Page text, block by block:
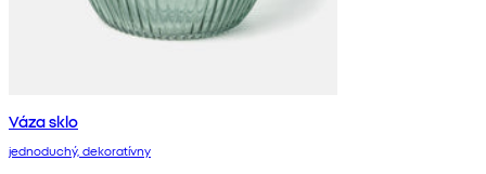
Váza sklo
jednoduchý, dekoratívny